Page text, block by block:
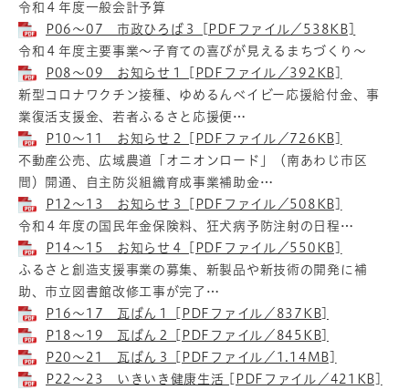
令和４年度一般会計予算
P06～07 市政ひろば３ [PDFファイル／538KB]
令和４年度主要事業～子育ての喜びが見えるまちづくり～
P08～09 お知らせ１ [PDFファイル／392KB]
新型コロナワクチン接種、ゆめるんベイビー応援給付金、事
業復活支援金、若者ふるさと応援便…
P10～11 お知らせ２ [PDFファイル／726KB]
不動産公売、広域農道「オニオンロード」（南あわじ市区
間）開通、自主防災組織育成事業補助金…
P12～13 お知らせ３ [PDFファイル／508KB]
令和４年度の国民年金保険料、狂犬病予防注射の日程…
P14～15 お知らせ４ [PDFファイル／550KB]
ふるさと創造支援事業の募集、新製品や新技術の開発に補
助、市立図書館改修工事が完了…
P16～17 瓦ばん１ [PDFファイル／837KB]
P18～19 瓦ばん２ [PDFファイル／845KB]
P20～21 瓦ばん３ [PDFファイル／1.14MB]
P22～23 いきいき健康生活 [PDFファイル／421KB]